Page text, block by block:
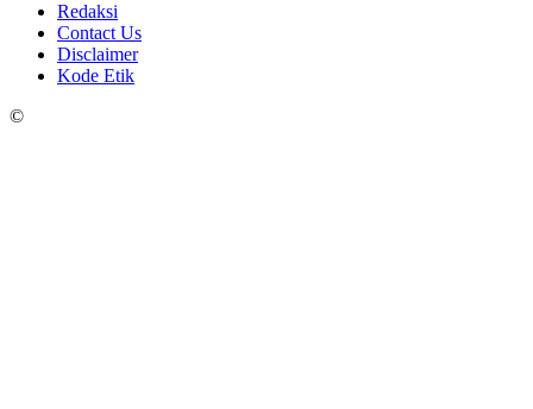
Redaksi
Contact Us
Disclaimer
Kode Etik
©